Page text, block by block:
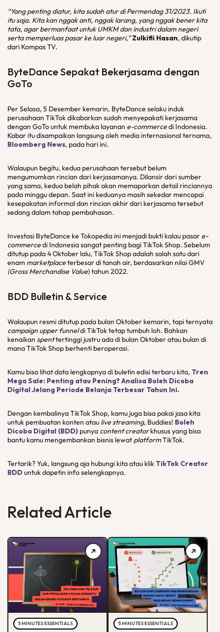
“Yang penting diatur, kita sudah atur di Permendag 31/2023. Ikuti
itu saja. Kita kan nggak anti, nggak larang, yang nggak bener kita
tata, agar bermanfaat untuk UMKM dan industri dalam negeri
serta memperluas pasar ke luar negeri,” Zulkifli Hasan, dikutip
dari Kompas TV.
ByteDance Sepakat Bekerjasama dengan
GoTo
Per Selasa, 5 Desember kemarin, ByteDance selaku induk
perusahaan TikTok dikabarkan sudah menyepakati kerjasama
dengan GoTo untuk membuka layanan e-commercedi Indonesia.
Kabar itu disampaikan langsung oleh media internasional ternama,
Bloomberg News, pada hari ini.
Walaupun begitu, kedua perusahaan tersebut belum
mengumumkan rincian dari kerjasamanya. Dilansir dari sumber
yang sama, kedua belah pihak akan memaparkan detail rinciannya
pada minggu depan. Saat ini keduanya masih sekedar mencapai
kesepakatan informal dan rincian akhir dari kerjasama tersebut
sedang dalam tahap pembahasan.
Investasi ByteDance ke Tokopedia ini menjadi bukti kalau pasar e-
commercedi Indonesia sangat penting bagi TikTok Shop. Sebelum
ditutup pada 4 Oktober lalu, TikTok Shop adalah salah satu dari
enam marketplaceterbesar di tanah air, berdasarkan nilai GMV
(Gross Merchandise Value) tahun 2022.
BDD Bulletin & Service
Walaupun resmi ditutup pada bulan Oktober kemarin, tapi ternyata
campaign upper funneldi TikTok tetap tumbuh loh. Bahkan
kenaikan spenttertinggi justru ada di bulan Oktober atau bulan di
mana TikTok Shop berhenti beroperasi.
Kamu bisa lihat data lengkapnya di buletin edisi terbaru kita, Tren
Mega Sale: Penting atau Pening? Analisa Boleh Dicoba
Digital Jelang Periode Belanja Terbesar Tahun Ini.
Dengan kembalinya TikTok Shop, kamu juga bisa pakai jasa kita
untuk pembuatan konten atau live streaming, Buddies! Boleh
Dicoba Digital (BDD) punya content creatorkhusus yang bisa
bantu kamu mengembankan bisnis lewat platformTikTok.
Tertarik? Yuk, langsung aja hubungi kita atau klik TikTok Creator
BDDuntuk dapetin info selengkapnya.
Related Article
5 MINUTES ESSENTIALS 5 MINUTES ESSENTIALS